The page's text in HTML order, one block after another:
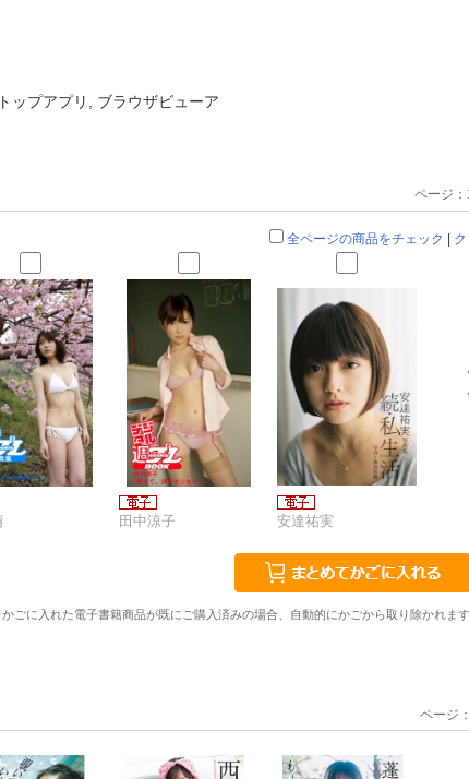
ップアプリ, ブラウザビューア
ページ
全ページの商品をチェック |
田中涼子 安達祐実
ごに入れた電子書籍商品が既にご購入済みの場合、自動的にかごから取り除かれます
ページ：